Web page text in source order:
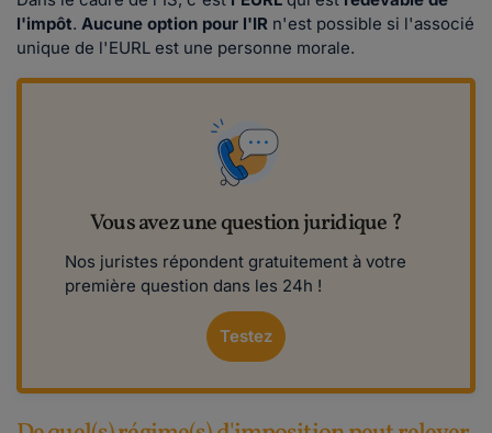
l'impôt. Aucune option pour l'IR n'est possible si l'associé
unique de l'EURL est une personne morale.
Vous avez une question juridique ?
Nos juristes répondent gratuitement à votre
première question dans les 24h !
Testez